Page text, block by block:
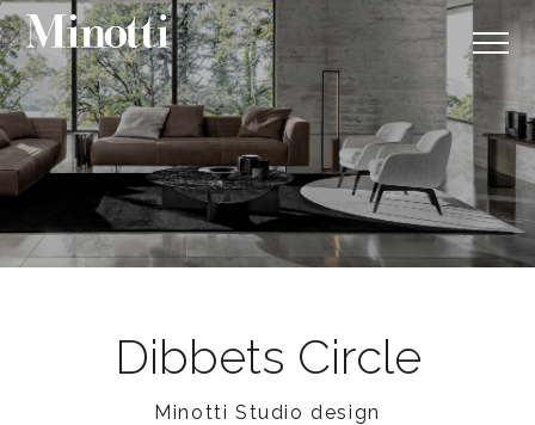
Dibbets Circle
Minotti Studio design